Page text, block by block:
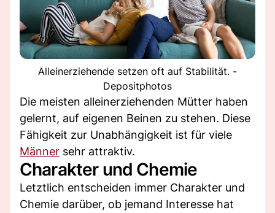
Alleinerziehende setzen oft auf Stabilität. -
Depositphotos
Die meisten alleinerziehenden Mütter haben
gelernt, auf eigenen Beinen zu stehen. Diese
Fähigkeit zur Unabhängigkeit ist für viele
Männer sehr attraktiv.
Charakter und Chemie
Letztlich entscheiden immer Charakter und
Chemie darüber, ob jemand Interesse hat